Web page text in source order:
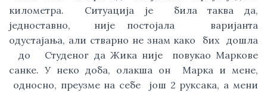
километра. Ситуација је била таква да,
једноставно, није постојала варијанта
одустајања, али стварно не знам како бих дошла
до Студеног да Жика није повукао Маркове
санке. У неко доба, олакша он Марка и мене,
односно, преузме на себе још 2 руксака, а мени